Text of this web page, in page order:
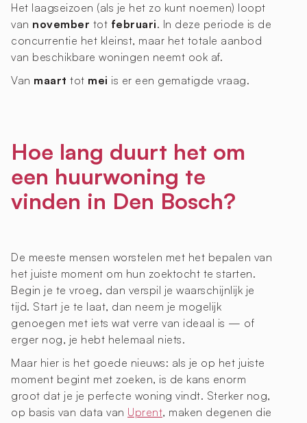
Het laagseizoen (als je het zo kunt noemen) loopt
van november tot februari. In deze periode is de
concurrentie het kleinst, maar het totale aanbod
van beschikbare woningen neemt ook af.
Van maart tot mei is er een gematigde vraag.
Hoe lang duurt het om
een huurwoning te
vinden in Den Bosch?
De meeste mensen worstelen met het bepalen van
het juiste moment om hun zoektocht te starten.
Begin je te vroeg, dan verspil je waarschijnlijk je
tijd. Start je te laat, dan neem je mogelijk
genoegen met iets wat verre van ideaal is — of
erger nog, je hebt helemaal niets.
Maar hier is het goede nieuws: als je op het juiste
moment begint met zoeken, is de kans enorm
groot dat je je perfecte woning vindt. Sterker nog,
op basis van data van Uprent, maken degenen die